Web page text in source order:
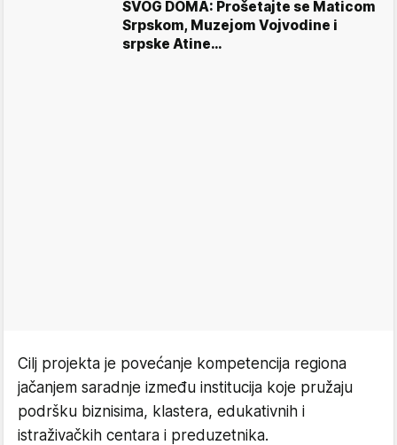
SVOG DOMA: Prošetajte se Maticom
Srpskom, Muzejom Vojvodine i
srpske Atine…
Cilj projekta je povećanje kompetencija regiona
jačanjem saradnje između institucija koje pružaju
podršku biznisima, klastera, edukativnih i
istraživačkih centara i preduzetnika.